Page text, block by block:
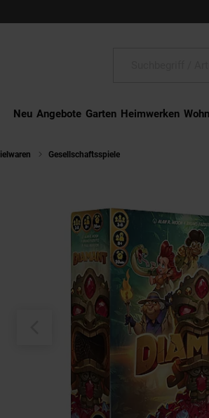
Neu Angebote Garten Heimwerken
Gesellschaftsspiele